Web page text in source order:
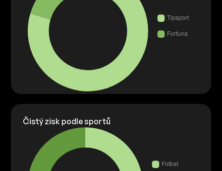
Čistý zisk podle sportů